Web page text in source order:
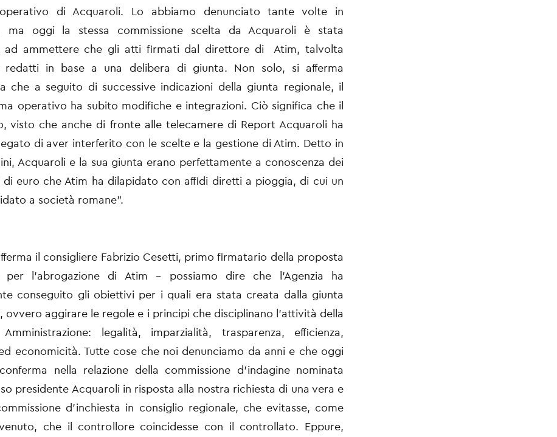
di Acquaroli. Lo abbiamo denunciato tante volte in
ma oggi la stessa commissione scelta da Acquaroli è stata
ad ammettere che gli atti firmati dal direttore di Atim, talvolta
redatti in base a una delibera di giunta. Non solo, si afferma
che a seguito di successive indicazioni della giunta regionale, il
operativo ha subito modifiche e integrazioni. Ciò significa che il
visto che anche di fronte alle telecamere di Report Acquaroli ha
di aver interferito con le scelte e la gestione di Atim. Detto in
Acquaroli e la sua giunta erano perfettamente a conoscenza dei
di euro che Atim ha dilapidato con affidi diretti a pioggia, di cui un
a società romane”.
il consigliere Fabrizio Cesetti, primo firmatario della proposta
l’abrogazione di Atim - possiamo dire che l’Agenzia ha
conseguito gli obiettivi per i quali era stata creata dalla giunta
ovvero aggirare le regole e i principi che disciplinano l’attività della
Amministrazione: legalità, imparzialità, trasparenza, efficienza,
economicità. Tutte cose che noi denunciamo da anni e che oggi
nella relazione della commissione d’indagine nominata
presidente Acquaroli in risposta alla nostra richiesta di una vera e
d’inchiesta in consiglio regionale, che evitasse, come
che il controllore coincidesse con il controllato. Eppure,